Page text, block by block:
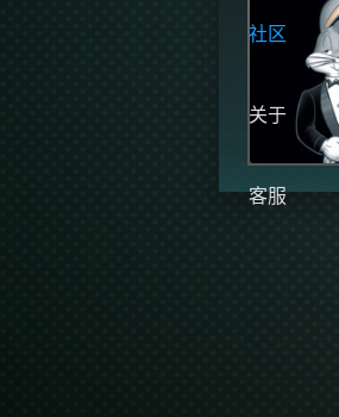
社区
关于
客服